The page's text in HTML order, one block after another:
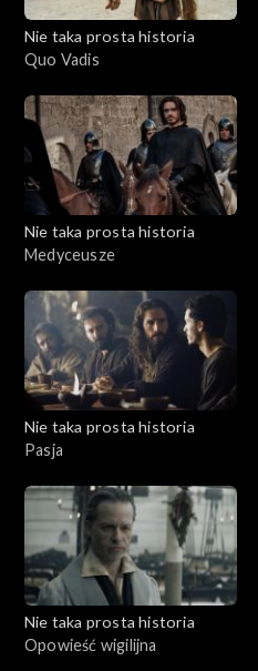
Nie taka prosta historia
Quo Vadis
Nie taka prosta historia
Medyceusze
Nie taka prosta historia
Pasja
Nie taka prosta historia
Opowieść wigilijna